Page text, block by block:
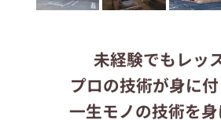
未経験でもレッ
プロの技術が身に付
一生モノの技術を